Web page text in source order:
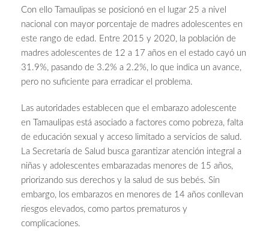
Con ello Tamaulipas se posicionó en el lugar 25 a nivel
nacional con mayor porcentaje de madres adolescentes en
este rango de edad. Entre 2015 y 2020, la población de
madres adolescentes de 12 a 17 años en el estado cayó un
31.9%, pasando de 3.2% a 2.2%, lo que indica un avance,
pero no suficiente para erradicar el problema.
Las autoridades establecen que el embarazo adolescente
en Tamaulipas está asociado a factores como pobreza, falta
de educación sexual y acceso limitado a servicios de salud.
La Secretaría de Salud busca garantizar atención integral a
niñas y adolescentes embarazadas menores de 15 años,
priorizando sus derechos y la salud de sus bebés. Sin
embargo, los embarazos en menores de 14 años conllevan
riesgos elevados, como partos prematuros y
complicaciones.